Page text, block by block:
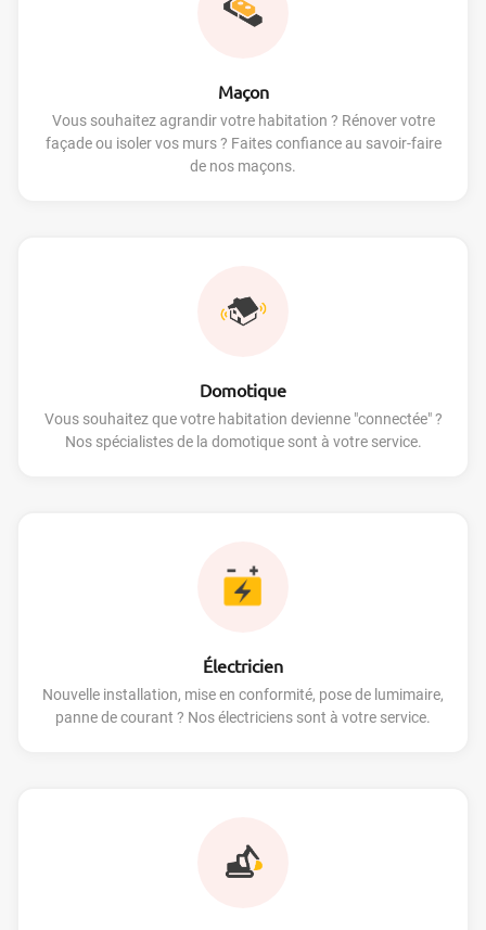
Maçon
Vous souhaitez agrandir votre habitation ? Rénover votre
façade ou isoler vos murs ? Faites confiance au savoir-faire
de nos maçons.
Domotique
Vous souhaitez que votre habitation devienne "connectée" ?
Nos spécialistes de la domotique sont à votre service.
Électricien
Nouvelle installation, mise en conformité, pose de lumimaire,
panne de courant ? Nos électriciens sont à votre service.